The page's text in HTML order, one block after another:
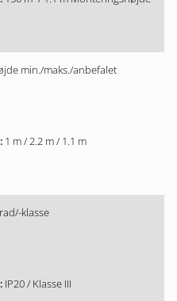
min./maks./anbefalet
1 m / 2.2 m / 1.1 m
klasse
IP20 / Klasse III